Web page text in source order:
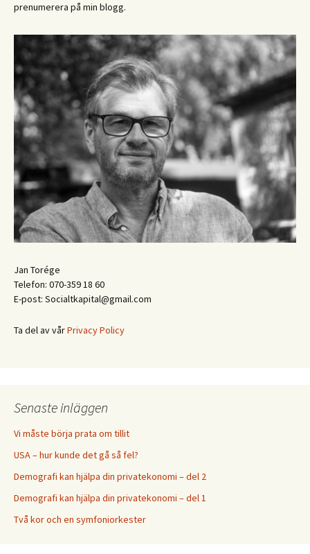
prenumerera på min blogg.
Jan Torége
Telefon: 070-359 18 60
E-post: Socialtkapital@gmail.com
Ta del av vårPrivacy Policy
Senaste inläggen
Vi måste börja prata om tillit
USA – hur kunde det gå så fel?
Demografi kan hjälpa din privatekonomi – del 2
Demografi kan hjälpa din privatekonomi – del 1
Två kor och en symfoniorkester